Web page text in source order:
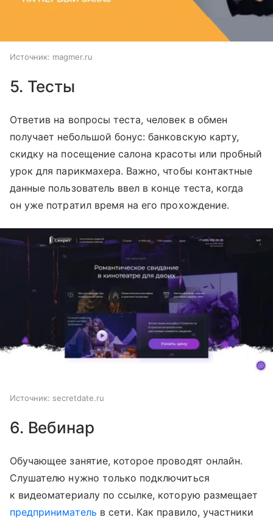
Источник: magmer.ru
5. Тесты
Ответив на вопросы теста, человек в обмен
получает небольшой бонус: банковскую карту,
скидку на посещение салона красоты или пробный
урок для парикмахера. Важно, чтобы контактные
данные пользователь ввел в конце теста, когда
он уже потратил время на его прохождение.
Источник: secretdate.ru
6. Вебинар
Обучающее занятие, которое проводят онлайн.
Слушателю нужно только подключиться
к видеоматериалу по ссылке, которую размещает
предприниматель в сети. Как правило, участники